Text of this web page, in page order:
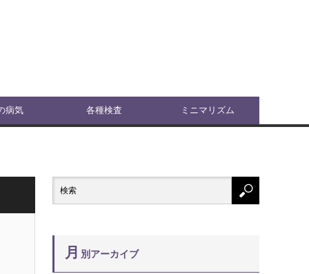
病気 各種検査 ミニマリズム
月 別アーカイブ